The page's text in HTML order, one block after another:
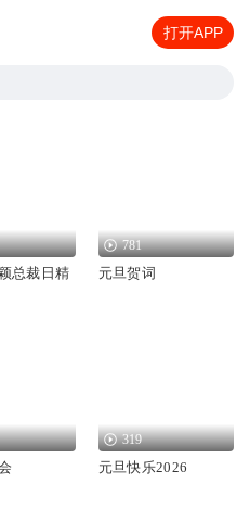
打开APP
总裁日精
781
元旦贺词
319
元旦快乐2026